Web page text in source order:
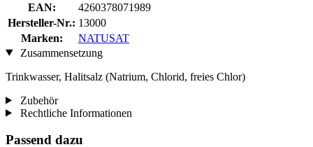
EAN:
4260378071989
Hersteller-Nr.: 13000
Marken:
NATUSAT
Zusammensetzung
Trinkwasser, Halitsalz (Natrium, Chlorid, freies Chlor)
Zubehör
Rechtliche Informationen
Passend dazu